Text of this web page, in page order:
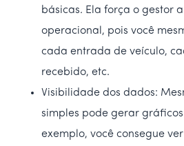
básicas. Ela força o gestor
operacional, pois você
cada entrada de veículo,
recebido, etc.
Visibilidade dos dados:
simples pode gerar gráficos
exemplo, você consegue